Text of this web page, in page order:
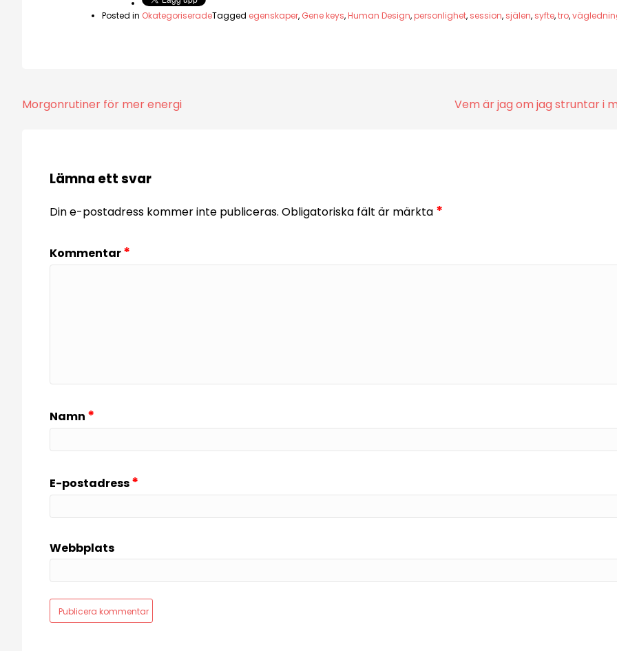
Posted in OkategoriseradeTagged egenskaper, Gene keys,Human Design,personlighet, session, själen, syfte,tro,
Inläggsnavigering
Morgonrutiner för mer energi Vem är jag om jag struntar i
Lämna ett svar
Din e-postadress kommer inte publiceras. Obligatoriska fält är märkta *
Kommentar*
Namn *
E-postadress*
Webbplats